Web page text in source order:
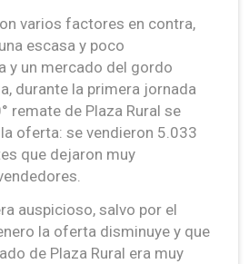
varios factores en contra,
escasa y poco
y un mercado del gordo
durante la primera jornada
remate de Plaza Rural se
oferta: se vendieron 5.033
que dejaron muy
auspicioso, salvo por el
la oferta disminuye y que
de Plaza Rural era muy